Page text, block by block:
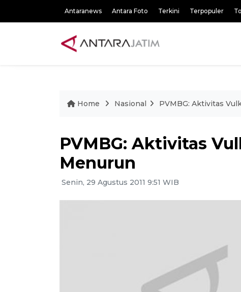
Antaranews Antara Foto Terkini Terpopuler
Home Nasional PVMBG: Aktivitas
PVMBG: Aktivitas
Menurun
Senin, 29 Agustus 2011 9:51 WIB